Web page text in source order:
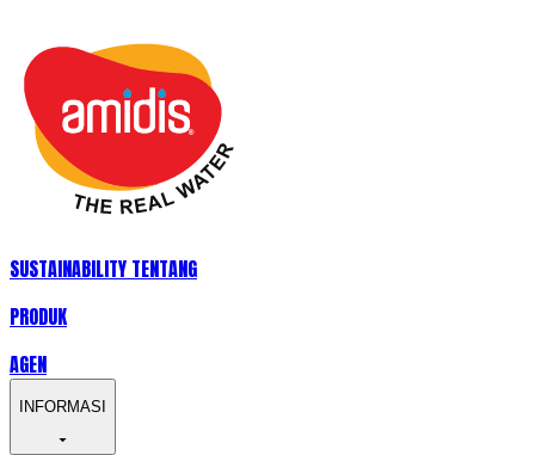
SUSTAINABILITY TENTANG
PRODUK
AGEN
INFORMASI